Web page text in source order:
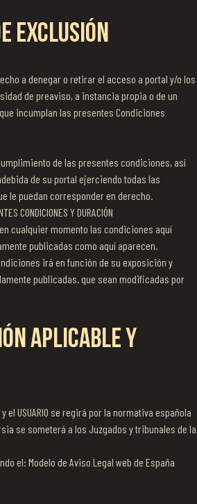
EXCLUSIÓN
a denegar o retirar el acceso a portal y/o los
de preaviso, a instancia propia o de un
incumplan las presentes Condiciones
de las presentes condiciones, así
de su portal ejerciendo todas las
le puedan corresponder en derecho.
CONDICIONES Y DURACIÓN
cualquier momento las condiciones aquí
publicadas como aquí aparecen.
irá en función de su exposición y
publicadas. que sean modificadas por
APLICABLE Y
el USUARIO se regirá por la normativa española
se someterá a los Juzgados y tribunales de la
el: Modelo de Aviso Legal web de España